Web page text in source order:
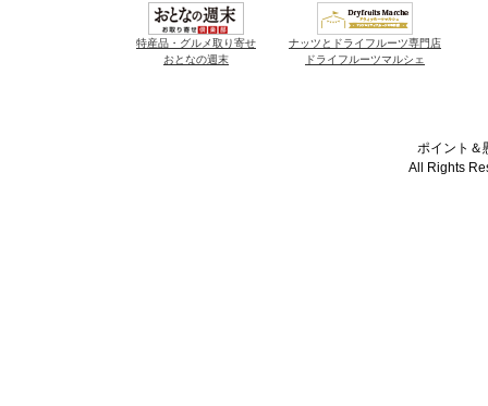
特産品・グルメ取り寄せ
おとなの週末
ナッツとドライフルーツ専門店
ドライフルーツマルシェ
ポイント＆
All Rights